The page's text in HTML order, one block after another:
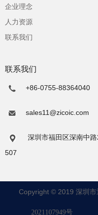
企业理念
人力资源
联系我们
联系我们
+86-0755-88364040
sales11@zicoic.com
深圳市福田区深南中
507
Copyright © 2019 深圳市
2021107949号